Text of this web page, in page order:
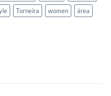
Torneira women área